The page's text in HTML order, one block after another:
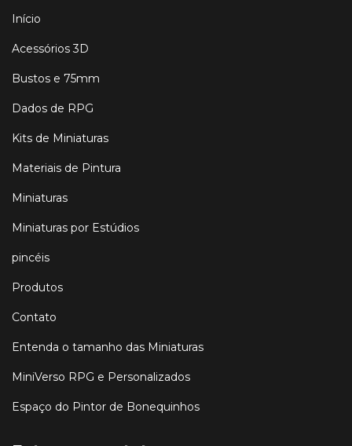
Início
Acessórios 3D
Bustos e 75mm
Dados de RPG
Kits de Miniaturas
Materiais de Pintura
Miniaturas
Miniaturas por Estúdios
pincéis
Produtos
Contato
Entenda o tamanho das Miniaturas
MiniVerso RPG e Personalizados
Espaço do Pintor de Bonequinhos